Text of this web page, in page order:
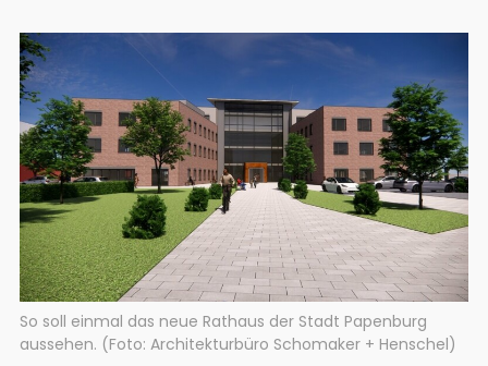
So soll einmal das neue Rathaus der Stadt Papenburg
aussehen. (Foto: Architekturbüro Schomaker + Henschel)